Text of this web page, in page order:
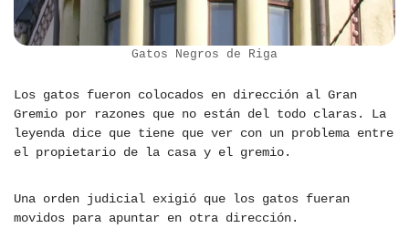
Gatos Negros de Riga
Los gatos fueron colocados en dirección al Gran
Gremio por razones que no están del todo claras. La
leyenda dice que tiene que ver con un problema entre
el propietario de la casa y el gremio.
Una orden judicial exigió que los gatos fueran
movidos para apuntar en otra dirección.